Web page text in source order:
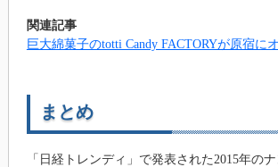
関連記事
巨大綿菓子のtotti Candy FACTORYが原宿に
まとめ
「日経トレンディ」で発表された2015年の